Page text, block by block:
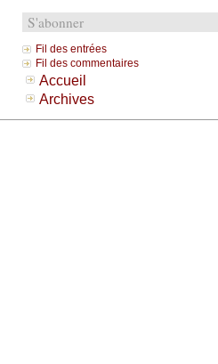
S'abonner
Fil des entrées
Fil des commentaires
Accueil
Archives